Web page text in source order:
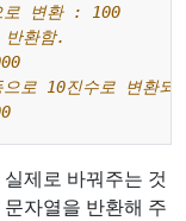
제로 바꿔주는 것
자열을 반환해 주